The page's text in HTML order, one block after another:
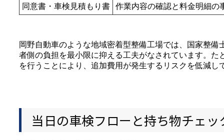
同意書・車検見積もり書
作業内容の確認と料金明細の
岡野自動車のような地域密着型整備工場では、国家整
者側の負担を最小限に抑える工夫がなされています。
を行うことにより、追加費用が発生するリスクを低減し
当日の車検フローと持ち物チェッ